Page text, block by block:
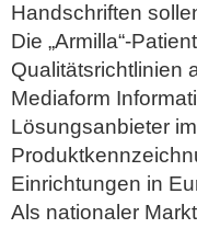
Handschriften
Die „Armilla“-
Qualitätsrichtlinien
Mediaform
Lösungsanbieter
Einrichtungen in
Als nationaler